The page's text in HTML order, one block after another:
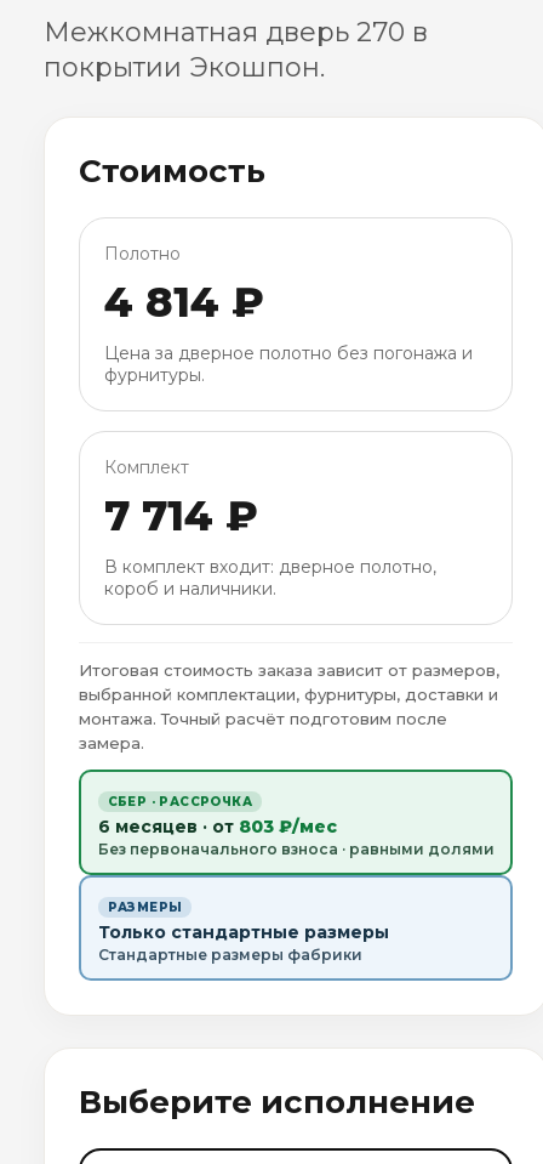
Межкомнатная дверь 270 в
покрытии Экошпон.
Стоимость
Полотно
4 814 ₽
Цена за дверное полотно без погонажа и
фурнитуры.
Комплект
7 714 ₽
В комплект входит: дверное полотно,
короб и наличники.
Итоговая стоимость заказа зависит от размеров,
выбранной комплектации, фурнитуры, доставки и
монтажа. Точный расчёт подготовим после
замера.
СБЕР · РАССРОЧКА
6 месяцев · от 803 ₽/мес
Без первоначального взноса · равными долями
РАЗМЕРЫ
Только стандартные размеры
Стандартные размеры фабрики
Выберите исполнение